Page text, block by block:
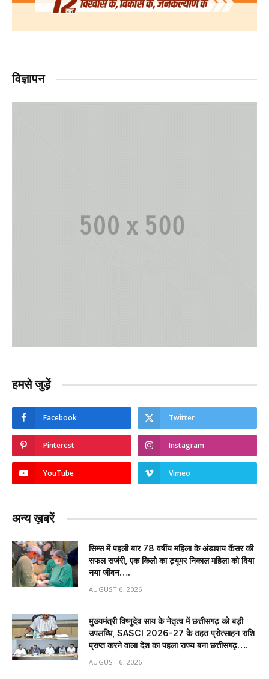
विज्ञापन
हमसे जुड़ें
Facebook Twitter
Pinterest Instagram
YouTube Vimeo
अन्य ख़बरें
सिम्स में पहली बार 78 वर्षीय महिला के अंडाशय कैंसर की
सफल सर्जरी, एक किलो का ट्यूमर निकाल महिला को दिया
नया जीवन….
AUGUST 6, 2026
मुख्यमंत्री विष्णुदेव साय के नेतृत्व में छत्तीसगढ़ को बड़ी
उपलब्धि, SASCI 2026-27 के तहत प्रोत्साहन राशि
प्राप्त करने वाला देश का पहला राज्य बना छत्तीसगढ़….
AUGUST 6, 2026